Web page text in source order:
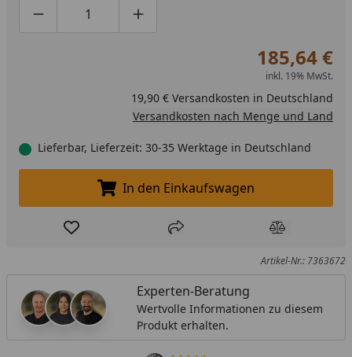
Produktmenge um eins verringern
Produktmenge manuell eingeben
Produktmenge um eins erhöhen
185,64 €
inkl. 19% MwSt.
19,90 € Versandkosten in Deutschland
Versandkosten nach Menge und Land
Lieferbar, Lieferzeit: 30-35 Werktage in Deutschland
In den Einkaufswagen legen
In den Einkaufswagen
Produkt zur Wunschliste hinzufügen
Teilen Produkt
Artikel-Nr.: 7363672
Experten-Beratung
Wertvolle Informationen zu diesem
Produkt erhalten.